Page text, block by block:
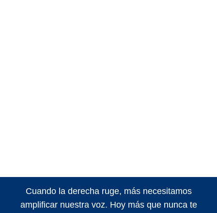
Cuando la derecha ruge, más necesitamos
amplificar nuestra voz. Hoy más que nunca te